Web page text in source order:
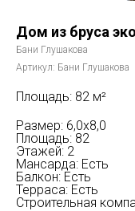
Дом из бруса
Бани Глушакова
Артикул: Бани Глушакова
Площадь: 82 м²
Размер: 6,0х8,0
Площадь: 82
Этажей: 2
Мансарда: Есть
Балкон: Есть
Терраса: Есть
Строительная